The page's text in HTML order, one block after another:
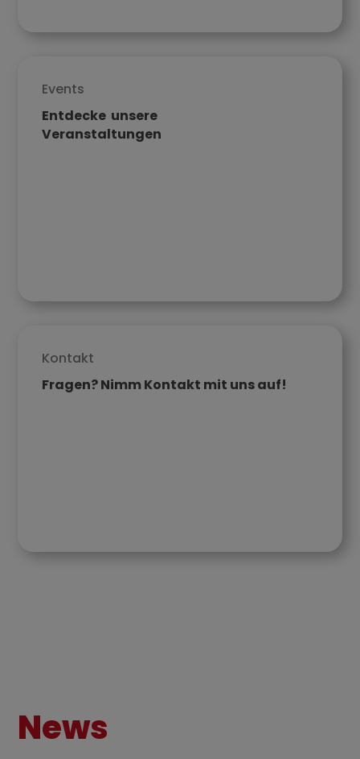
Events
Entdecke unsere
Veran­staltungen
Kontakt
Fragen? Nimm Kontakt mit uns auf!
News